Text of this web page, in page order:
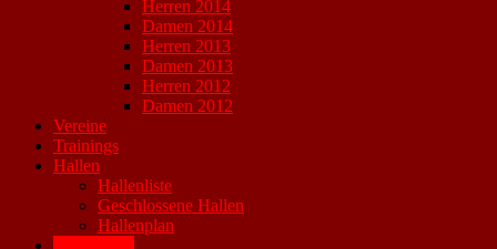
Herren 2014
Damen 2014
Herren 2013
Damen 2013
Herren 2012
Damen 2012
Vereine
Trainings
Hallen
Hallenliste
Geschlossene Hallen
Hallenplan